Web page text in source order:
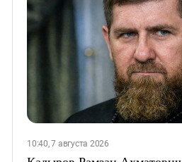
10:40, 7 августа 2026